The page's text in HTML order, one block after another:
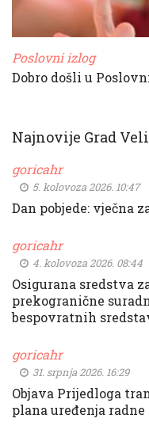
Poslovni izlog
Dobro došli u
Najnovije Grad
goricahr
5. kolovoza 2026. 10:47
Dan pobjede: vječna
goricahr
4. kolovoza 2026. 08:44
Osigurana sredstva
prekogranične
bespovratnih
goricahr
31. srpnja 2026. 16:29
Objava Prijedloga
plana uređenja